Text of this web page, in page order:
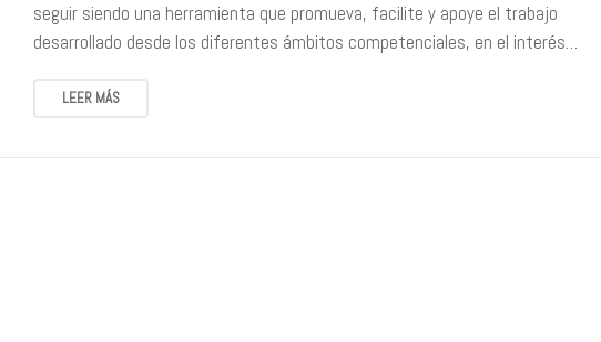
seguir siendo una herramienta que promueva, facilite y apoye el trabajo
desarrollado desde los diferentes ámbitos competenciales, en el interés…
LEER MÁS